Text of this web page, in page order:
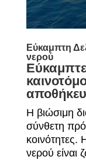
Εύκαμπτη
νερού
Η βιώσιμη
σύνθετη
νερού είναι